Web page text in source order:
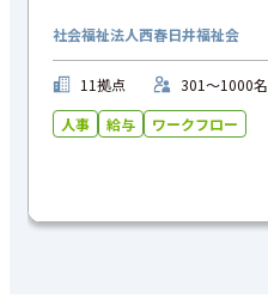
社会福祉法人西春日井福祉会
11拠点
301〜1000名
人事
給与 ワークフロー